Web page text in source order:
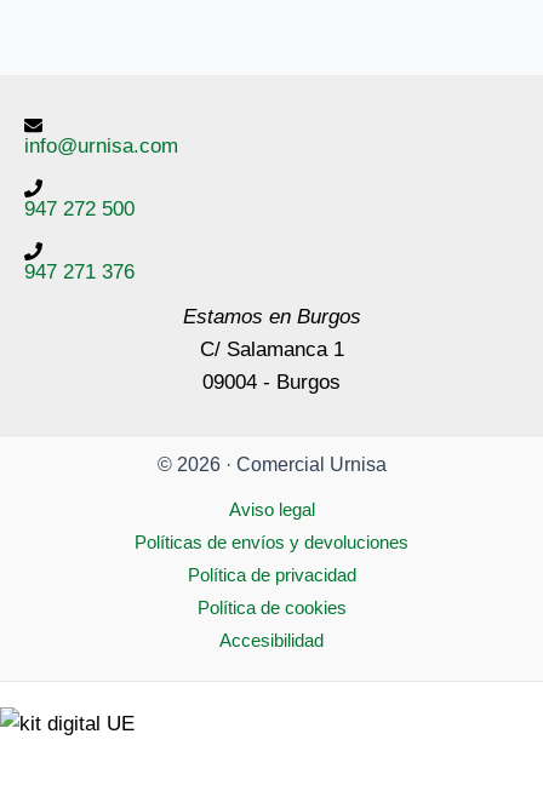
info@urnisa.com
947 272 500
947 271 376
Estamos en Burgos
C/ Salamanca 1
09004 - Burgos
© 2026 · Comercial Urnisa
Aviso legal
Políticas de envíos y devoluciones
Política de privacidad
Política de cookies
Accesibilidad